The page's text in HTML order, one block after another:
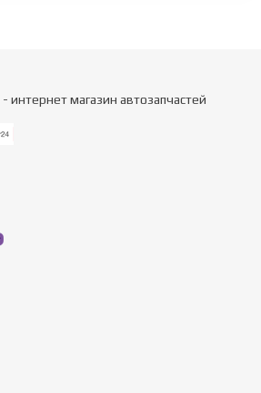
интернет магазин автозапчастей